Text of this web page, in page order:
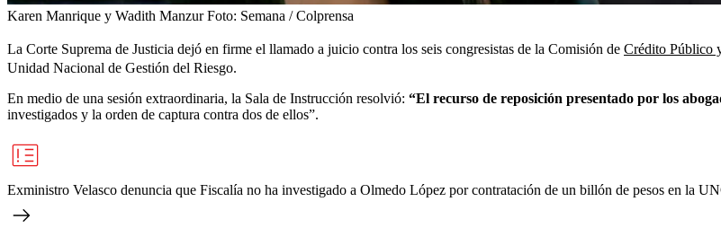
Karen Manrique y Wadith ManzurFoto: Semana / Colprensa
La Corte Suprema de Justicia dejó en firme el llamado a juicio contra los seis congresistas de la Comisión de Crédito Público
Unidad Nacional de Gestión del Riesgo.
En medio de una sesión extraordinaria, la Sala de Instrucción resolvió: “El recurso de reposición presentado por los
investigados y la orden de captura contra dos de ellos”.
Exministro Velasco denuncia que Fiscalía no ha investigado a Olmedo López por contratación de un billón de pesos en la